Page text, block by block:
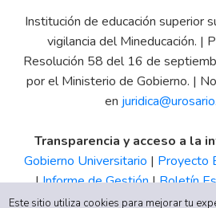
Institución de educación superior
vigilancia del Mineducación. |
Resolución 58 del 16 de
por el Ministerio de Gobierno. |
en
Transparencia y acceso a la
Gobierno Universitario | Proyecto
|Informe de Gestión|Boletín
Tributario|Estados Financieros |
Este sitio utiliza cookies para mejorar tu